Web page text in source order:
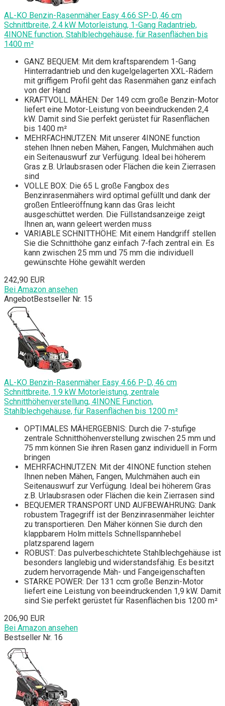
AL-KO Benzin-Rasenmäher Easy 4.66 SP-D, 46 cm
Schnittbreite, 2.4 kW Motorleistung, 1-Gang Radantrieb,
4INONE function, Stahlblechgehäuse, für Rasenflächen bis
1400 m²
GANZ BEQUEM: Mit dem kraftsparendem 1-Gang
Hinterradantrieb und den kugelgelagerten XXL-Rädern
mit griffigem Profil geht das Rasenmähen ganz einfach
von der Hand
KRAFTVOLL MÄHEN: Der 149 ccm große Benzin-Motor
liefert eine Motor-Leistung von beeindruckenden 2,4
kW. Damit sind Sie perfekt gerüstet für Rasenflächen
bis 1400 m²
MEHRFACHNUTZEN: Mit unserer 4INONE function
stehen Ihnen neben Mähen, Fangen, Mulchmähen auch
ein Seitenauswurf zur Verfügung. Ideal bei höherem
Gras z.B. Urlaubsrasen oder Flächen die kein Zierrasen
sind
VOLLE BOX: Die 65 L große Fangbox des
Benzinrasenmähers wird optimal gefüllt und dank der
großen Entleeröffnung kann das Gras leicht
ausgeschüttet werden. Die Füllstandsanzeige zeigt
Ihnen an, wann geleert werden muss
VARIABLE SCHNITTHÖHE: Mit einem Handgriff stellen
Sie die Schnitthöhe ganz einfach 7-fach zentral ein. Es
kann zwischen 25 mm und 75 mm die individuell
gewünschte Höhe gewählt werden
242,90 EUR
Bei Amazon ansehen
AngebotBestseller Nr. 15
AL-KO Benzin-Rasenmäher Easy 4.66 P-D, 46 cm
Schnittbreite, 1.9 kW Motorleistung, zentrale
Schnitthöhenverstellung, 4INONE Function,
Stahlblechgehäuse, für Rasenflächen bis 1200 m²
OPTIMALES MÄHERGEBNIS: Durch die 7-stufige
zentrale Schnitthöhenverstellung zwischen 25 mm und
75 mm können Sie ihren Rasen ganz individuell in Form
bringen
MEHRFACHNUTZEN: Mit der 4INONE function stehen
Ihnen neben Mähen, Fangen, Mulchmähen auch ein
Seitenauswurf zur Verfügung. Ideal bei höherem Gras
z.B. Urlaubsrasen oder Flächen die kein Zierrasen sind
BEQUEMER TRANSPORT UND AUFBEWAHRUNG: Dank
robustem Tragegriff ist der Benzinrasenmäher leichter
zu transportieren. Den Mäher können Sie durch den
klappbarem Holm mittels Schnellspannhebel
platzsparend lagern
ROBUST: Das pulverbeschichtete Stahlblechgehäuse ist
besonders langlebig und widerstandsfähig. Es besitzt
zudem hervorragende Mäh- und Fangeigenschaften
STARKE POWER: Der 131 ccm große Benzin-Motor
liefert eine Leistung von beeindruckenden 1,9 kW. Damit
sind Sie perfekt gerüstet für Rasenflächen bis 1200 m²
206,90 EUR
Bei Amazon ansehen
Bestseller Nr. 16